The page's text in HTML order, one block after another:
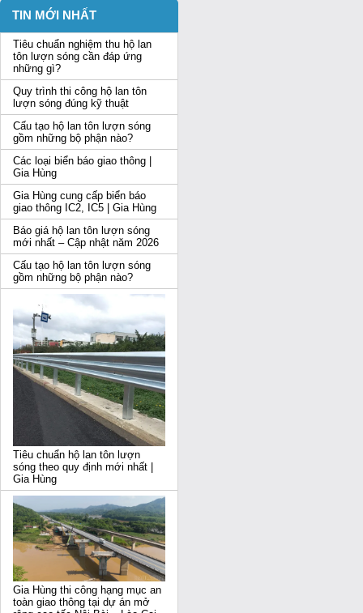
TIN MỚI NHẤT
Tiêu chuẩn nghiệm thu hộ lan
tôn lượn sóng cần đáp ứng
những gì?
Quy trình thi công hộ lan tôn
lượn sóng đúng kỹ thuật
Cấu tạo hộ lan tôn lượn sóng
gồm những bộ phận nào?
Các loại biển báo giao thông |
Gia Hùng
Gia Hùng cung cấp biển báo
giao thông IC2, IC5 | Gia Hùng
Báo giá hộ lan tôn lượn sóng
mới nhất – Cập nhật năm 2026
Cấu tạo hộ lan tôn lượn sóng
gồm những bộ phận nào?
Tiêu chuẩn hộ lan tôn lượn
sóng theo quy định mới nhất |
Gia Hùng
Gia Hùng thi công hạng mục an
toàn giao thông tại dự án mở